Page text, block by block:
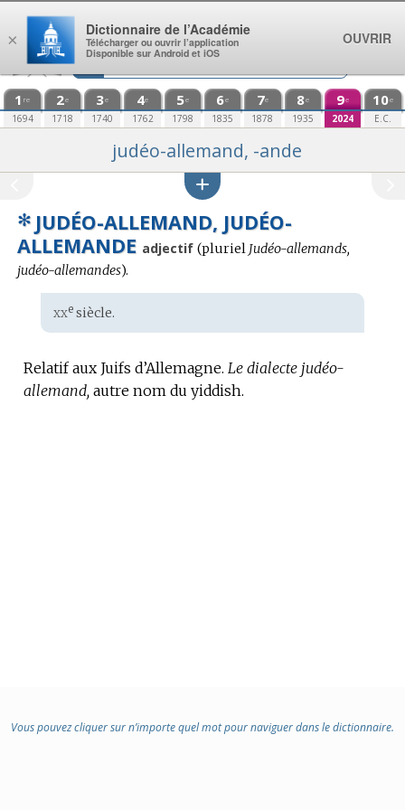
Aller au contenu
1 re
1694
2e
1718
3e
1740
4e
1762
5e
1798
6e
1835
7e
1878
8e
1935
9e
2024
10e
E.C.
judéo-allemand, -ande
✻ JUDÉO-ALLEMAND, JUDÉO-
ALLEMANDE adjectif (pluriel Judéo-allemands,
judéo-allemandes).
Étymologie
:
xxesiècle.
Relatif aux Juifs d’Allemagne. Le dialecte judéo-
allemand, autre nom du yiddish.
Vous pouvez cliquer sur n’importe quel mot pour naviguer dans le dictionnaire.
×
Dictionnaire de l’Académie
Télécharger ou ouvrir l’application
Disponible sur Android et iOS
OUVRIR